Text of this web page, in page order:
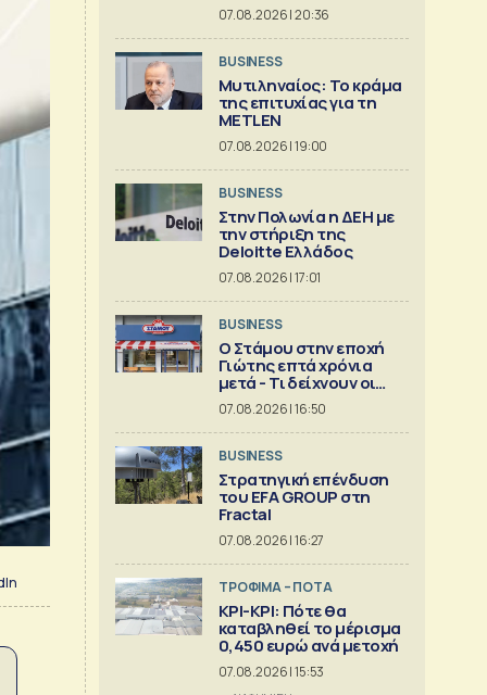
07.08.2026 | 20:36
BUSINESS
Μυτιληναίος: Το κράμα
της επιτυχίας για τη
METLEN
07.08.2026 | 19:00
BUSINESS
Στην Πολωνία η ΔΕΗ με
την στήριξη της
Deloitte Ελλάδος
07.08.2026 | 17:01
BUSINESS
Ο Στάμου στην εποχή
Γιώτης επτά χρόνια
μετά - Τι δείχνουν οι
αριθμοί
07.08.2026 | 16:50
BUSINESS
Στρατηγική επένδυση
του EFA GROUP στη
Fractal
07.08.2026 | 16:27
ΤΡΟΦΙΜΑ – ΠΟΤΑ
ΚΡΙ-ΚΡΙ: Πότε θα
καταβληθεί το μέρισμα
0,450 ευρώ ανά μετοχή
07.08.2026 | 15:53